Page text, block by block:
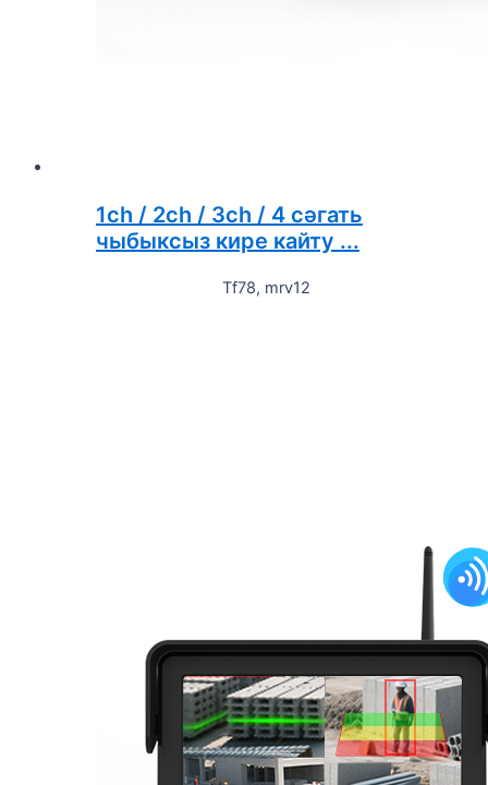
1ch / 2ch / 3ch / 4 сәгать
чыбыксыз кире кайту ...
Tf78, mrv12